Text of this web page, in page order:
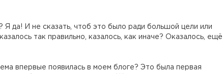
Я да! И не сказать, чтоб это было ради большой цели или
так правильно, казалось, как иначе? Оказалось, ещё
впервые появилась в моем блоге? Это была первая